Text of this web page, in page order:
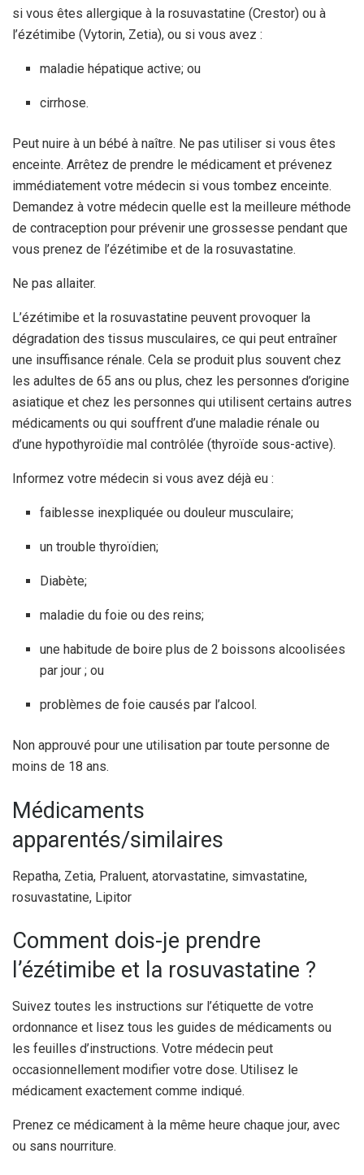
si vous êtes allergique à la rosuvastatine (Crestor) ou à
l’ézétimibe (Vytorin, Zetia), ou si vous avez :
maladie hépatique active; ou
cirrhose.
Peut nuire à un bébé à naître. Ne pas utiliser si vous êtes
enceinte. Arrêtez de prendre le médicament et prévenez
immédiatement votre médecin si vous tombez enceinte.
Demandez à votre médecin quelle est la meilleure méthode
de contraception pour prévenir une grossesse pendant que
vous prenez de l’ézétimibe et de la rosuvastatine.
Ne pas allaiter.
L’ézétimibe et la rosuvastatine peuvent provoquer la
dégradation des tissus musculaires, ce qui peut entraîner
une insuffisance rénale. Cela se produit plus souvent chez
les adultes de 65 ans ou plus, chez les personnes d’origine
asiatique et chez les personnes qui utilisent certains autres
médicaments ou qui souffrent d’une maladie rénale ou
d’une hypothyroïdie mal contrôlée (thyroïde sous-active).
Informez votre médecin si vous avez déjà eu :
faiblesse inexpliquée ou douleur musculaire;
un trouble thyroïdien;
Diabète;
maladie du foie ou des reins;
une habitude de boire plus de 2 boissons alcoolisées
par jour ; ou
problèmes de foie causés par l’alcool.
Non approuvé pour une utilisation par toute personne de
moins de 18 ans.
Médicaments
apparentés/similaires
Repatha, Zetia, Praluent, atorvastatine, simvastatine,
rosuvastatine, Lipitor
Comment dois-je prendre
l’ézétimibe et la rosuvastatine ?
Suivez toutes les instructions sur l’étiquette de votre
ordonnance et lisez tous les guides de médicaments ou
les feuilles d’instructions. Votre médecin peut
occasionnellement modifier votre dose. Utilisez le
médicament exactement comme indiqué.
Prenez ce médicament à la même heure chaque jour, avec
ou sans nourriture.